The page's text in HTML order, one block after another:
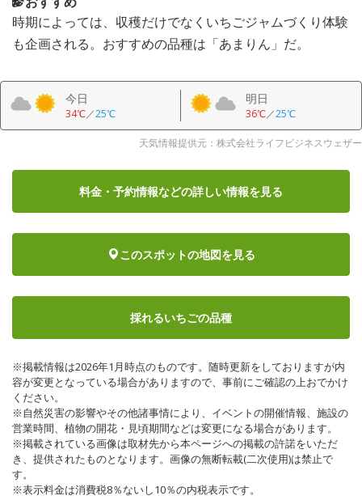
時期によっては、収穫だけでなくいちごジャムづくり体験
も企画される。おすすめの品種は「あまりん」だ。
今日
34℃／25℃
明日
36℃／25℃
天気情報提供元：株式会社ライフビジネスウェザー
料金・予約情報などの詳しい情報を見る
このスポットの地図を見る
採れるいちごの品種
※掲載情報は2026年1月時点のものです。随時更新をしておりますが内
容が変更となっている場合がありますので、事前にご確認の上おでかけ
ください。
※自然災害の影響やその他諸事情により、イベントの開催情報、施設の
営業時間、植物の開花・見頃期間などは変更になる場合があります。
※掲載されている画像は取材先から本ページへの掲載の許諾をいただ
き、提供されたものとなります。画像の無断転載(二次使用)は禁止で
す。
※表示料金は消費税8％ないし10％の内税表示です。